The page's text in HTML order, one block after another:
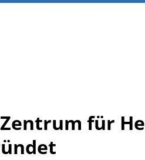
für